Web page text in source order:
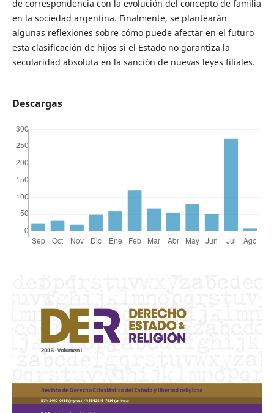
de correspondencia con la evolución del concepto de familia
en la sociedad argentina. Finalmente, se plantearán
algunas reflexiones sobre cómo puede afectar en el futuro
esta clasificación de hijos si el Estado no garantiza la
secularidad absoluta en la sanción de nuevas leyes filiales.
Descargas